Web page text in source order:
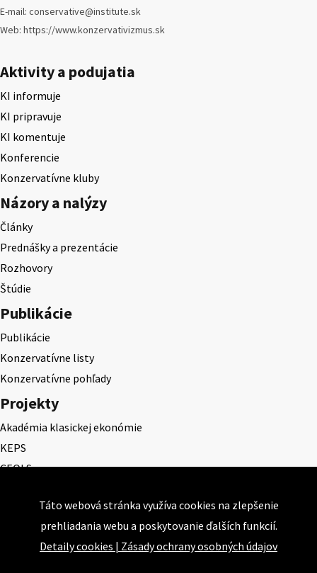
E-mail: conservative@institute.sk
Web: https://www.konzervativizmus.sk
Aktivity a podujatia
KI informuje
KI pripravuje
KI komentuje
Konferencie
Konzervatívne kluby
Názory a nalýzy
Články
Prednášky a prezentácie
Rozhovory
Štúdie
Publikácie
Publikácie
Konzervatívne listy
Konzervatívne pohľady
Projekty
Akadémia klasickej ekonómie
KEPS
CEQLS
Cena Ernesta Valka
Študentská esej
Deň daňového odbremenenia
Táto webová stránka využíva cookies na zlepšenie
prehliadania webu a poskytovanie ďalších funkcií.
Detaily cookies | Zásady ochrany osobných údajov